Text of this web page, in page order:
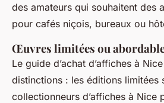
des amateurs qui souhaitent des
pour cafés niçois, bureaux ou
Œuvres limitées ou
Le guide d’achat d’affiches à
distinctions : les éditions limitées
collectionneurs d’affiches à Nice